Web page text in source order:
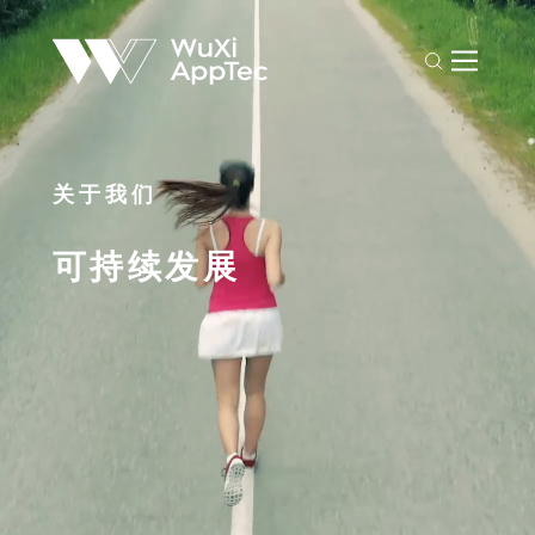
关于我们
可持续发展